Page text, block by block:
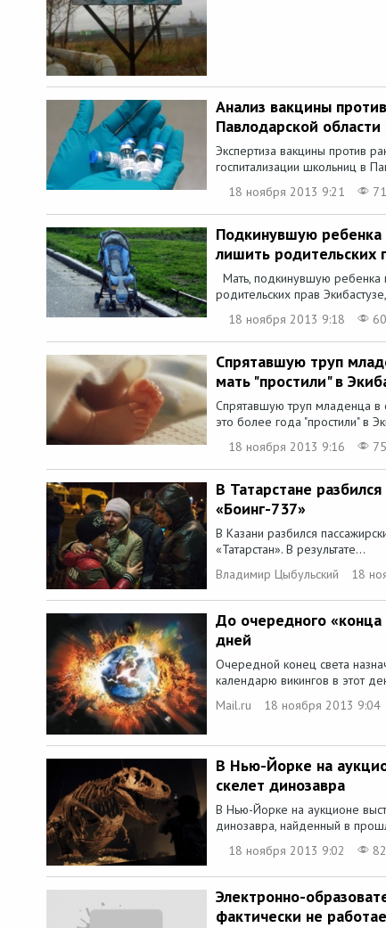
Анализ вакцины
Павлодарской
Экспертиза вакцины против
госпитализации школьниц в
18 ноября 2013 9:21
Подкинувшую ребенка
лишить родительских
Мать, подкинувшую ребенка
родительских прав
18 ноября 2013 9:18
Спрятавшую труп
мать "простили" в
Спрятавшую труп младенца в
это более года "простили" в
18 ноября 2013 9:16
В Татарстане
«Боинг-737»
В Казани разбился
«Татарстан». В результате...
Владимир Цыбульский
18
До очередного
дней
Очередной конец света
календарю викингов в этот
Mail.ru
18 ноября 2013 9:04
В Нью-Йорке на
скелет динозавра
В Нью-Йорке на аукционе
динозавра, найденный в
18 ноября 2013 9:02
Электронно-
фактически не